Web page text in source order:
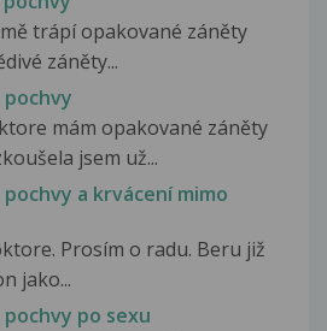
trápí opakované záněty
záněty...
mám opakované záněty
jsem už...
a krvácení mimo
Prosím o radu. Beru již
jako...
po sexu